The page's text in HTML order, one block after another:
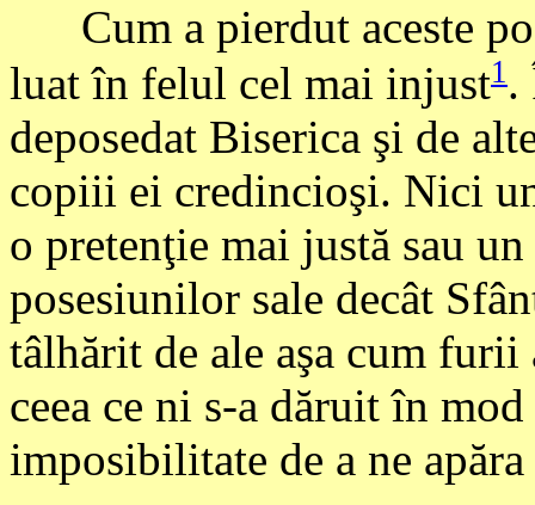
Cum a pierdut aceste
luat în felul cel mai injust1.
deposedat Biserica şi de
copiii ei credincioşi. Nici
o pretenţie mai justă sau
posesiunilor sale decât
tâlhărit de ale aşa cum
ceea ce ni s-a dăruit în
imposibilitate de a ne